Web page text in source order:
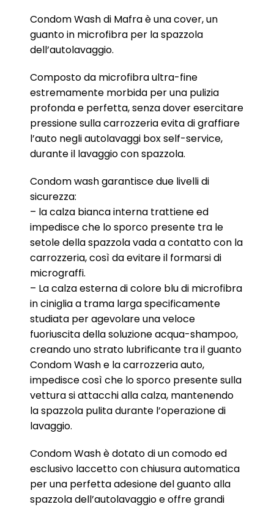
Condom Wash di Mafra è una cover, un
guanto in microfibra per la spazzola
dell’autolavaggio.
Composto da microfibra ultra-fine
estremamente morbida per una pulizia
profonda e perfetta, senza dover esercitare
pressione sulla carrozzeria evita di graffiare
l’auto negli autolavaggi box self-service,
durante il lavaggio con spazzola.
Condom wash garantisce due livelli di
sicurezza:
– la calza bianca interna trattiene ed
impedisce che lo sporco presente tra le
setole della spazzola vada a contatto con la
carrozzeria, così da evitare il formarsi di
micrograffi.
– La calza esterna di colore blu di microfibra
in ciniglia a trama larga specificamente
studiata per agevolare una veloce
fuoriuscita della soluzione acqua-shampoo,
creando uno strato lubrificante tra il guanto
Condom Wash e la carrozzeria auto,
impedisce così che lo sporco presente sulla
vettura si attacchi alla calza, mantenendo
la spazzola pulita durante l’operazione di
lavaggio.
Condom Wash è dotato di un comodo ed
esclusivo laccetto con chiusura automatica
per una perfetta adesione del guanto alla
spazzola dell’autolavaggio e offre grandi